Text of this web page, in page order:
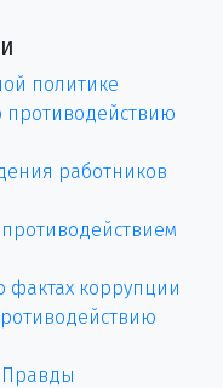
политике
работников
фактах коррупции
Правды